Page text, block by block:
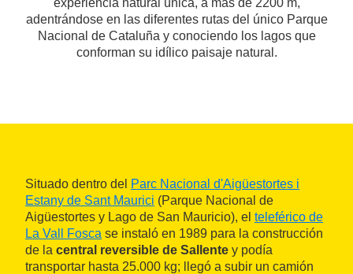
experiencia natural única, a más de 2200 m,
adentrándose en las diferentes rutas del único Parque
Nacional de Cataluña y conociendo los lagos que
conforman su idílico paisaje natural.
Situado dentro del Parc Nacional d'Aigüestortes i
Estany de Sant Maurici (Parque Nacional de
Aigüestortes y Lago de San Mauricio), el teleférico de
La Vall Fosca se instaló en 1989 para la construcción
de la central reversible de Sallente y podía
transportar hasta 25.000 kg; llegó a subir un camión